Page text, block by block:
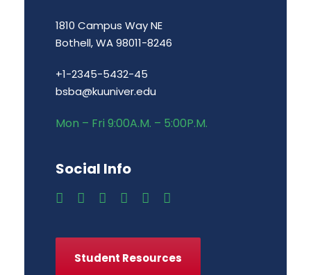
1810 Campus Way NE
Bothell, WA 98011-8246
+1-2345-5432-45
bsba@kuuniver.edu
Mon – Fri 9:00A.M. – 5:00P.M.
Social Info
Student Resources